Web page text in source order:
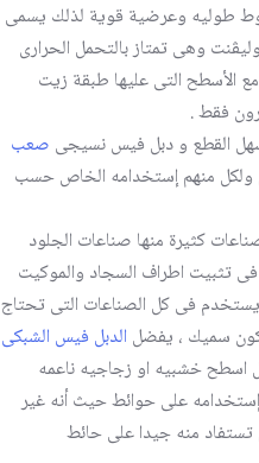
طوليه وعرضية قوية لذلك يسمى
وهى تمتاز بالتحمل الحرارى
الأسطح التى عليها طبقة زيت
القطع و دبل فيس نسيجى صعب
منهم إستخدامه الخاص حسب
كثيرة منها صناعات الجلود
فى تثبيت اطراف السجاد والموكيت
فى كل الصناعات التى تحتاج
سميك ، يفضل الدبل فيس الشبكى
اسطح خشبيه او زجاجيه ناعمه
على حوائط حيث أنه غير
منه جيدا على حائط